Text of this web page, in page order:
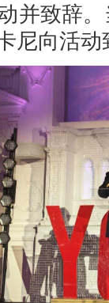
并致辞
尼向活动